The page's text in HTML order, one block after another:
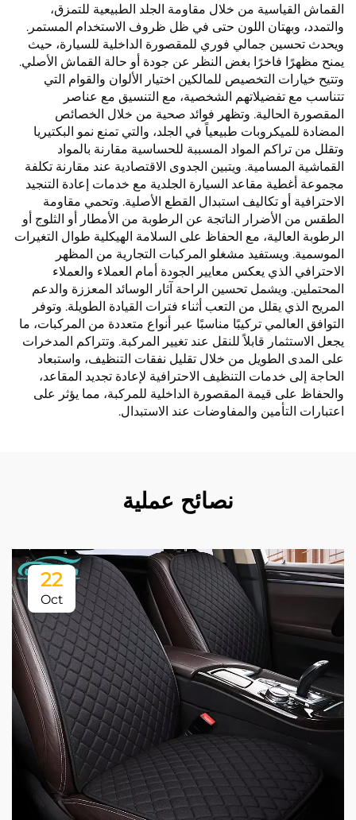
القماش القياسية من خلال مقاومة الجلد الطبيعية للتمزق،
والتمدد، وبهتان اللون حتى في ظل ظروف الاستخدام المستمر.
ويحدث تحسين جمالي فوري للمقصورة الداخلية للسيارة، حيث
يمنح مظهرًا فاخرًا بغض النظر عن جودة أو حالة القماش الأصلي.
وتتيح خيارات التخصيص للمالكين اختيار الألوان والقوام التي
تتناسب مع تفضيلاتهم الشخصية، مع التنسيق مع عناصر
المقصورة الحالية. وتظهر فوائد صحية من خلال الخصائص
المضادة للميكروبات طبيعياً في الجلد، والتي تمنع نمو البكتيريا
وتقلل من تراكم المواد المسببة للحساسية مقارنة بالمواد
القماشية المسامية. ويتبين الجدوى الاقتصادية عند مقارنة تكلفة
مجموعة أغطية مقاعد السيارة الجلدية مع خدمات إعادة التنجيد
الاحترافية أو تكاليف استبدال القطع الأصلية. وتحمي مقاومة
الطقس من الأضرار الناتجة عن الرطوبة من الأمطار أو الثلوج أو
الرطوبة العالية، مع الحفاظ على السلامة الهيكلية طوال التغيرات
الموسمية. ويستفيد مشغلو المركبات التجارية من المظهر
الاحترافي الذي يعكس معايير الجودة أمام العملاء والعملاء
المحتملين. ويشمل تحسين الراحة آثار الوسائد المعززة والدعم
المريح الذي يقلل من التعب أثناء فترات القيادة الطويلة. وتوفر
التوافق العالمي تركيبًا مناسبًا عبر أنواع متعددة من المركبات، ما
يجعل الاستثمار قابلاً للنقل عند تغيير المركبة. وتتراكم المدخرات
على المدى الطويل من خلال تقليل نفقات التنظيف، واستبعاد
الحاجة إلى خدمات التنظيف الاحترافية لإعادة تجديد المقاعد،
والحفاظ على قيمة المقصورة الداخلية للمركبة، مما يؤثر على
اعتبارات التأمين والمفاوضات عند الاستبدال.
نصائح عملية
22
Oct